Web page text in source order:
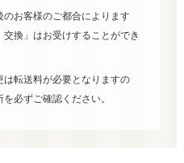
お客様のご都合によります
交換」はお受けすることができ
転送料が必要となりますの
必ずご確認ください。